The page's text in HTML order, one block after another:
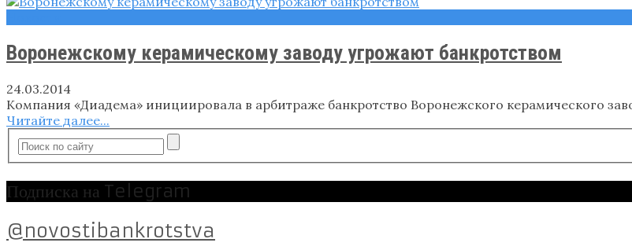
Воронежскому керамическому заводу угрожают банкротством
24.03.2014
Компания «Диадема» инициировала в арбитраже банкротство Воронежского керамического
Читайте далее...
Подписка на Telegram
@novostibankrotstva